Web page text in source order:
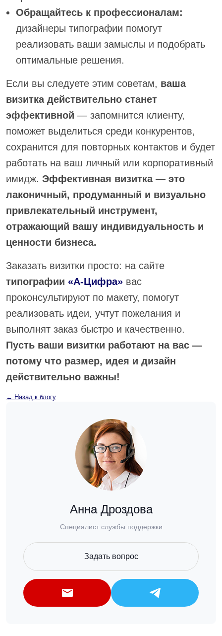
Обращайтесь к профессионалам:
дизайнеры типографии помогут
реализовать ваши замыслы и подобрать
оптимальные решения.
Если вы следуете этим советам, ваша
визитка действительно станет
эффективной — запомнится клиенту,
поможет выделиться среди конкурентов,
сохранится для повторных контактов и будет
работать на ваш личный или корпоративный
имидж. Эффективная визитка — это
лаконичный, продуманный и визуально
привлекательный инструмент,
отражающий вашу индивидуальность и
ценности бизнеса.
Заказать визитки просто: на сайте
типографии «А-Цифра» вас
проконсультируют по макету, помогут
реализовать идеи, учтут пожелания и
выполнят заказ быстро и качественно.
Пусть ваши визитки работают на вас —
потому что размер, идея и дизайн
действительно важны!
← Назад к блогу
Анна Дроздова
Специалист службы поддержки
Задать вопрос